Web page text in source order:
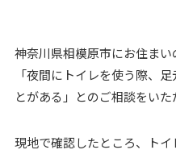
神奈川県相模原市にお住まい
「夜間にトイレを使う際、
とがある」とのご相談をいた
現地で確認したところ、ト